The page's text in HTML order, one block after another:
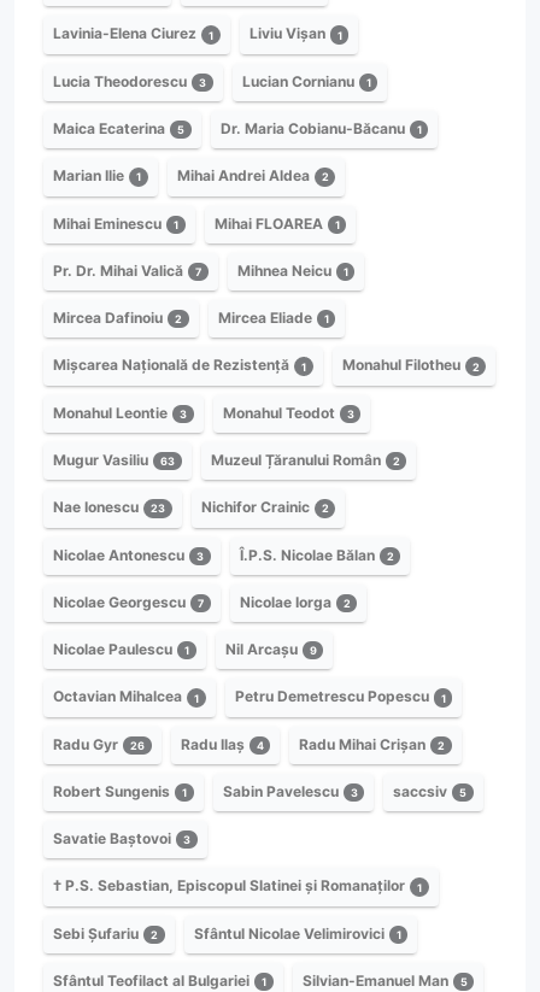
Lavinia-Elena Ciurez 1 Liviu Vișan 1
Lucia Theodorescu 3 Lucian Cornianu 1
Maica Ecaterina 5 Dr. Maria Cobianu-Băcanu 1
Marian Ilie 1 Mihai Andrei Aldea 2
Mihai Eminescu 1 Mihai FLOAREA 1
Pr. Dr. Mihai Valică 7 Mihnea Neicu 1
Mircea Dafinoiu 2 Mircea Eliade 1
Mișcarea Națională de Rezistență 1 Monahul Filotheu 2
Monahul Leontie 3 Monahul Teodot 3
Mugur Vasiliu 63 Muzeul Țăranului Român 2
Nae Ionescu 23 Nichifor Crainic 2
Nicolae Antonescu 3 Î.P.S. Nicolae Bălan 2
Nicolae Georgescu 7 Nicolae Iorga 2
Nicolae Paulescu 1 Nil Arcașu 9
Octavian Mihalcea 1 Petru Demetrescu Popescu 1
Radu Gyr 26 Radu Ilaș 4 Radu Mihai Crișan 2
Robert Sungenis 1 Sabin Pavelescu 3 saccsiv 5
Savatie Baștovoi 3
† P.S. Sebastian, Episcopul Slatinei și Romanaților 1
Sebi Șufariu 2 Sfântul Nicolae Velimirovici 1
Sfântul Teofilact al Bulgariei 1 Silvian-Emanuel Man 5